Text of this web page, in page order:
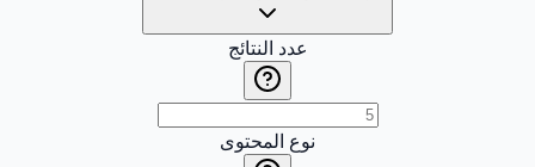
عدد النتائج
نوع المحتوى